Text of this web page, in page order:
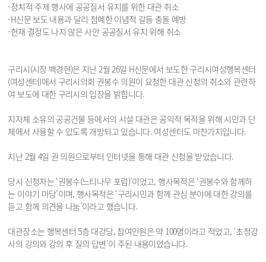
-정치적 주제 행사에 공공질서 유지를 위한 대관 취소
-H신문 보도 내용과 달리 첨예한 이념적 갈등 충돌 예방
-헌재 결정도 나지 않은 사안 공공질서 유지 위해 취소
구리시(시장 백경현)은 지난 2월 26일 H신문에서 보도한 구리시여성행복센터
(여성센터)에서 구리시의회 권봉수 의원이 요청한 대관 신청의 취소와 관련하
여 보도에 대한 구리시의 입장을 밝힙니다.
지자체 소유의 공공건물 등에서의 시설 대관은 공익적 목적을 위해 시민과 단
체에서 사용할 수 있도록 개방되고 있습니다. 여성센터도 마찬가지입니다.
지난 2월 4일 권 의원으로부터 인터넷을 통해 대관 신청을 받았습니다.
당시 신청자는 ‘권봉수(느티나무 포럼)’이었고, 행사목적은 ‘권봉수와 함께하
는 이야기 마당’이며, 행사목적은 ‘구리시민과 함께 관심 분야에 대한 강의를
듣고 함께 의견을 나눔’이라고 했습니다.
대관장소는 행복센터 5층 대강당, 참여인원은 약 100명이라고 적었고, ‘초청강
사의 강의와 강의 후 질의 답변’이 주된 내용이었습니다.